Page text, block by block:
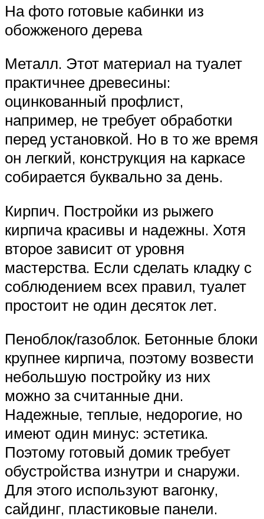
На фото готовые кабинки из
обожженого дерева
Металл. Этот материал на туалет
практичнее древесины:
оцинкованный профлист,
например, не требует обработки
перед установкой. Но в то же время
он легкий, конструкция на каркасе
собирается буквально за день.
Кирпич. Постройки из рыжего
кирпича красивы и надежны. Хотя
второе зависит от уровня
мастерства. Если сделать кладку с
соблюдением всех правил, туалет
простоит не один десяток лет.
Пеноблок/газоблок. Бетонные блоки
крупнее кирпича, поэтому возвести
небольшую постройку из них
можно за считанные дни.
Надежные, теплые, недорогие, но
имеют один минус: эстетика.
Поэтому готовый домик требует
обустройства изнутри и снаружи.
Для этого используют вагонку,
сайдинг, пластиковые панели.